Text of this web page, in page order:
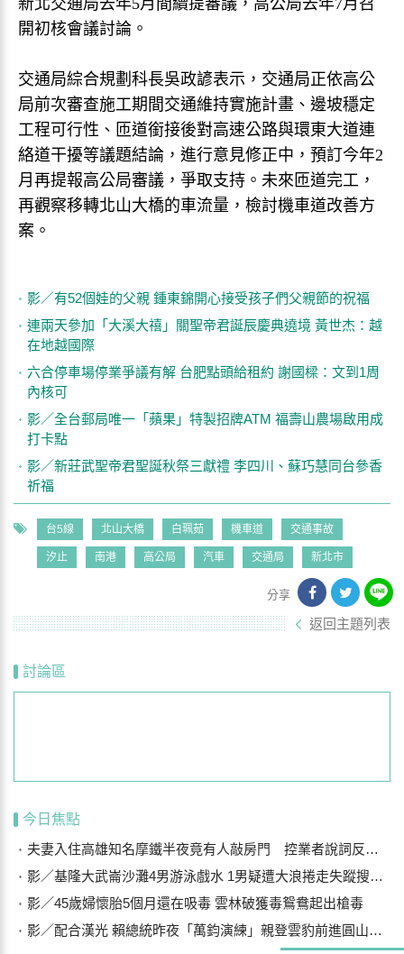
新北交通局去年5月間續提審議，高公局去年7月召
開初核會議討論。
交通局綜合規劃科長吳政諺表示，交通局正依高公
局前次審查施工期間交通維持實施計畫、邊坡穩定
工程可行性、匝道銜接後對高速公路與環東大道連
絡道干擾等議題結論，進行意見修正中，預訂今年2
月再提報高公局審議，爭取支持。未來匝道完工，
再觀察移轉北山大橋的車流量，檢討機車道改善方
案。
影／有52個娃的父親 鍾東錦開心接受孩子們父親節的祝福
連兩天參加「大溪大禧」關聖帝君誕辰慶典遶境 黃世杰：越
在地越國際
六合停車場停業爭議有解 台肥點頭給租約 謝國樑：文到1周
內核可
影／全台郵局唯一「蘋果」特製招牌ATM 福壽山農場啟用成
打卡點
影／新莊武聖帝君聖誕秋祭三獻禮 李四川、蘇巧慧同台參香
祈福
台5線 北山大橋 白珮茹 機車道 交通事故
汐止 南港 高公局 汽車 交通局 新北市
分享
返回主題列表
討論區
今日焦點
夫妻入住高雄知名摩鐵半夜竟有人敲房門 控業者說詞反覆結局曝光
影／基隆大武崙沙灘4男游泳戲水 1男疑遭大浪捲走失蹤搜救中
影／45歲婦懷胎5個月還在吸毒 雲林破獲毒鴛鴦起出槍毒
影／配合漢光 賴總統昨夜「萬鈞演練」親登雲豹前進圓山指揮所